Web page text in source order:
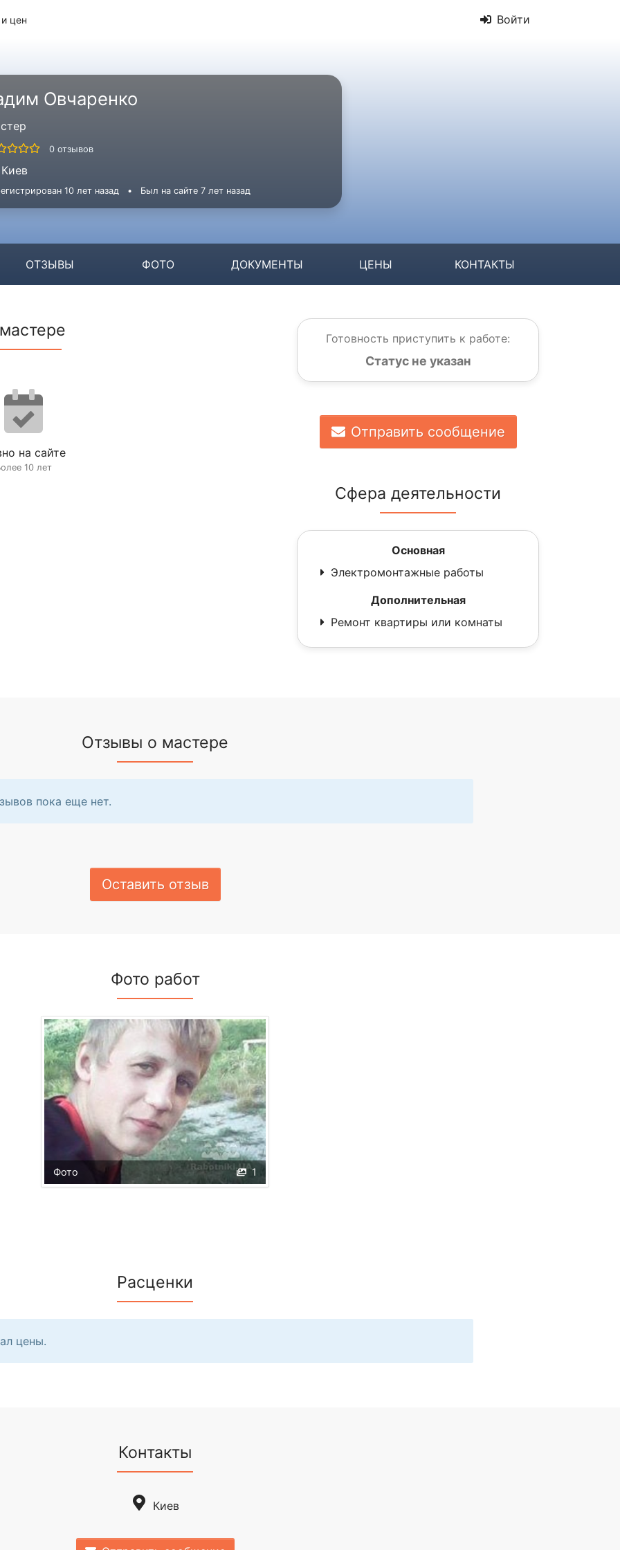
цен Войти
Овчаренко
0 отзывов
Киев
10 лет назад • Был на сайте 7 лет назад
ОТЗЫВЫ ФОТО ДОКУМЕНТЫ ЦЕНЫ КОНТАКТЫ
на сайте
10 лет
Готовность приступить к работе:
Статус не указан
Отправить сообщение
Сфера деятельности
Основная
Электромонтажные работы
Дополнительная
Ремонт квартиры или комнаты
Отзывы о мастере
пока еще нет.
Оставить отзыв
Фото работ
1
Фото
Расценки
цены.
Контакты
Киев